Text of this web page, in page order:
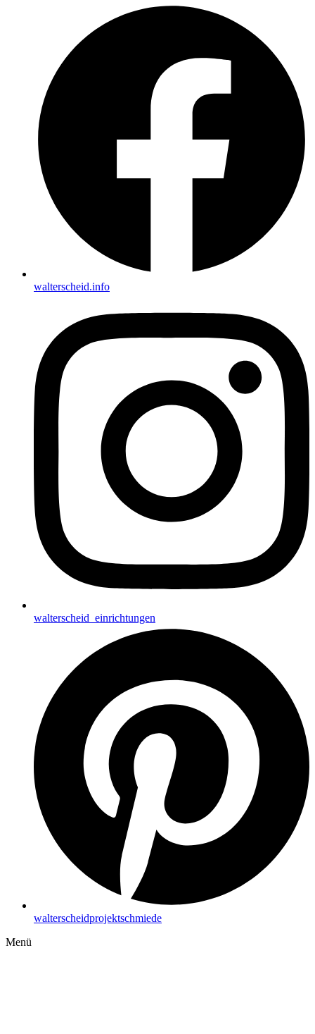
walterscheid.info
walterscheid_einrichtungen
walterscheidprojektschmiede
Menü